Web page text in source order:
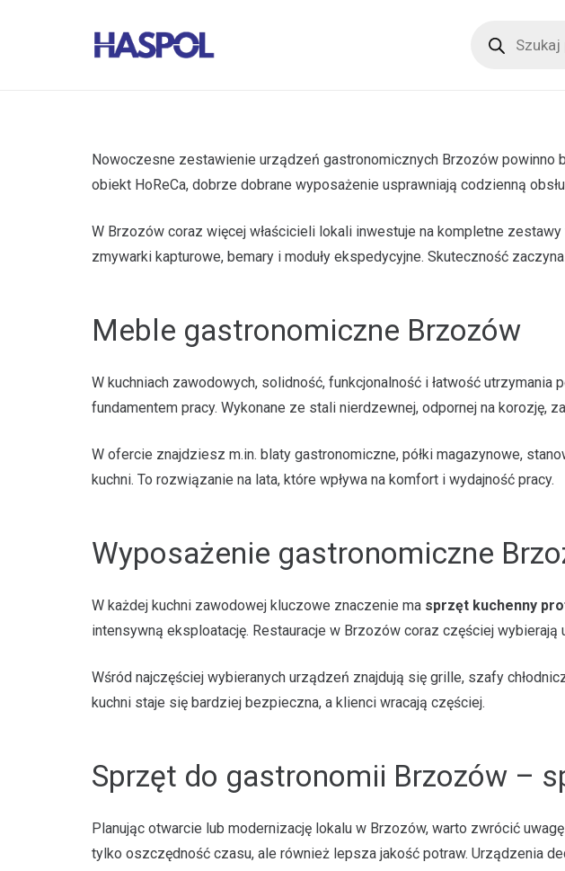
produktów
Nowoczesne zestawienie urządzeń gastronomicznych Brzozów powinno
obiekt HoReCa, dobrze dobrane wyposażenie usprawniają codzienną
W Brzozów coraz więcej właścicieli lokali inwestuje na kompletne
zmywarki kapturowe, bemary i moduły ekspedycyjne. Skuteczność
Meble gastronomiczne Brzozów
W kuchniach zawodowych, solidność, funkcjonalność i łatwość
fundamentem pracy. Wykonane ze stali nierdzewnej, odpornej na korozję,
W ofercie znajdziesz m.in. blaty gastronomiczne, półki magazynowe,
kuchni. To rozwiązanie na lata, które wpływa na komfort i wydajność pracy.
Wyposażenie gastronomiczne
W każdej kuchni zawodowej kluczowe znaczenie ma sprzęt kuchenny
intensywną eksploatację. Restauracje w Brzozów coraz częściej
Wśród najczęściej wybieranych urządzeń znajdują się grille, szafy
kuchni staje się bardziej bezpieczna, a klienci wracają częściej.
Sprzęt do gastronomii Brzozów –
Planując otwarcie lub modernizację lokalu w Brzozów, warto zwrócić
tylko oszczędność czasu, ale również lepsza jakość potraw. Urządzenia